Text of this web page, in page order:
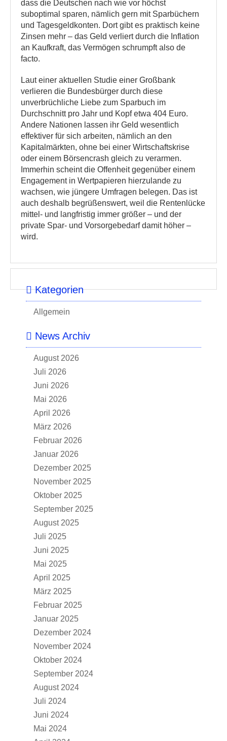
dass die Deutschen nach wie vor höchst
suboptimal sparen, nämlich gern mit Sparbüchern
und Tagesgeldkonten. Dort gibt es praktisch keine
Zinsen mehr – das Geld verliert durch die Inflation
an Kaufkraft, das Vermögen schrumpft also de
facto.
Laut einer aktuellen Studie einer Großbank
verlieren die Bundesbürger durch diese
unverbrüchliche Liebe zum Sparbuch im
Durchschnitt pro Jahr und Kopf etwa 404 Euro.
Andere Nationen lassen ihr Geld wesentlich
effektiver für sich arbeiten, nämlich an den
Kapitalmärkten, ohne bei einer Wirtschaftskrise
oder einem Börsencrash gleich zu verarmen.
Immerhin scheint die Offenheit gegenüber einem
Engagement in Wertpapieren hierzulande zu
wachsen, wie jüngere Umfragen belegen. Das ist
auch deshalb begrüßenswert, weil die Rentenlücke
mittel- und langfristig immer größer – und der
private Spar- und Vorsorgebedarf damit höher –
wird.
Kategorien
Allgemein
News Archiv
August 2026
Juli 2026
Juni 2026
Mai 2026
April 2026
März 2026
Februar 2026
Januar 2026
Dezember 2025
November 2025
Oktober 2025
September 2025
August 2025
Juli 2025
Juni 2025
Mai 2025
April 2025
März 2025
Februar 2025
Januar 2025
Dezember 2024
November 2024
Oktober 2024
September 2024
August 2024
Juli 2024
Juni 2024
Mai 2024